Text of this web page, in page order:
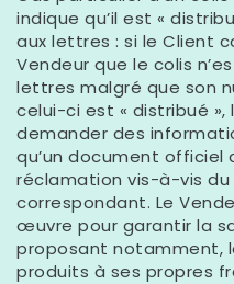
indique qu’il est «
aux lettres : si le Client
Vendeur que le colis
lettres malgré que son
celui-ci est « distribué
demander des
qu’un document officiel
réclamation vis-à-vis du
correspondant. Le
œuvre pour garantir la
proposant notamment,
produits à ses propres